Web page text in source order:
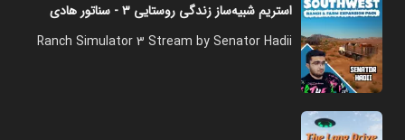
استریم شبیه‌ساز زندگی روستایی ۳ - سناتور هادی
Ranch Simulator 3 Stream by Senator Hadii